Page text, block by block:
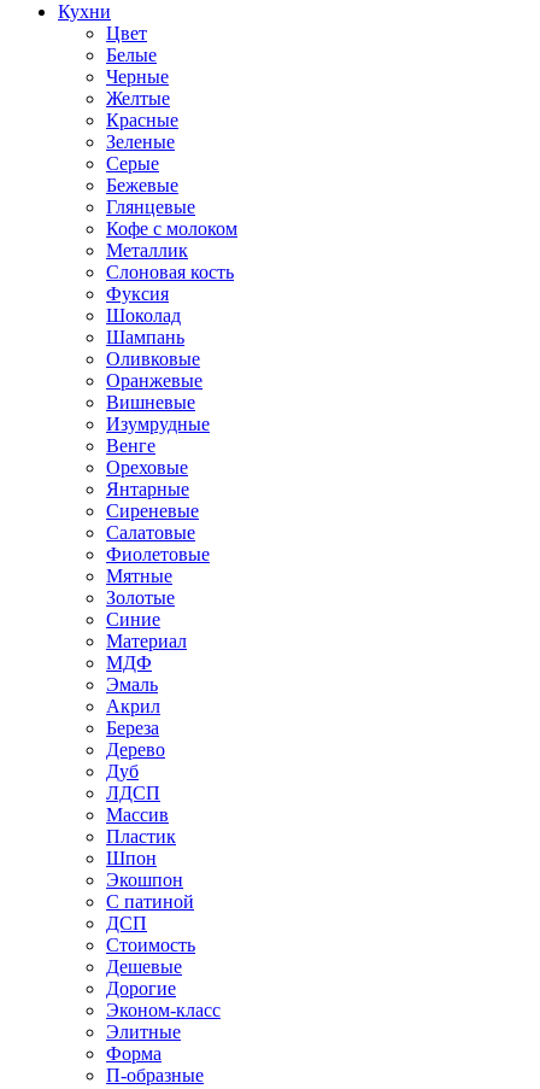
Кухни
Цвет
Белые
Черные
Желтые
Красные
Зеленые
Серые
Бежевые
Глянцевые
Кофе с молоком
Металлик
Слоновая кость
Фуксия
Шоколад
Шампань
Оливковые
Оранжевые
Вишневые
Изумрудные
Венге
Ореховые
Янтарные
Сиреневые
Салатовые
Фиолетовые
Мятные
Золотые
Синие
Материал
МДФ
Эмаль
Акрил
Береза
Дерево
Дуб
ЛДСП
Массив
Пластик
Шпон
Экошпон
С патиной
ДСП
Стоимость
Дешевые
Дорогие
Эконом-класс
Элитные
Форма
П-образные